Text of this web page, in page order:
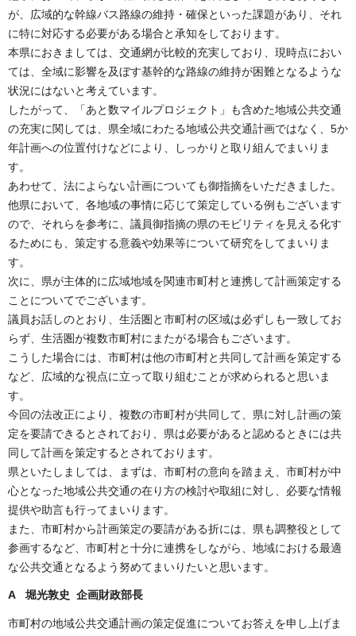
が、広域的な幹線バス路線の維持・確保といった課題があり、それ
に特に対応する必要がある場合と承知をしております。
本県におきましては、交通網が比較的充実しており、現時点におい
ては、全域に影響を及ぼす基幹的な路線の維持が困難となるような
状況にはないと考えています。
したがって、「あと数マイルプロジェクト」も含めた地域公共交通
の充実に関しては、県全域にわたる地域公共交通計画ではなく、5か
年計画への位置付けなどにより、しっかりと取り組んでまいりま
す。
あわせて、法によらない計画についても御指摘をいただきました。
他県において、各地域の事情に応じて策定している例もございます
ので、それらを参考に、議員御指摘の県のモビリティを見える化す
るためにも、策定する意義や効果等について研究をしてまいりま
す。
次に、県が主体的に広域地域を関連市町村と連携して計画策定する
ことについてでございます。
議員お話しのとおり、生活圏と市町村の区域は必ずしも一致してお
らず、生活圏が複数市町村にまたがる場合もございます。
こうした場合には、市町村は他の市町村と共同して計画を策定する
など、広域的な視点に立って取り組むことが求められると思いま
す。
今回の法改正により、複数の市町村が共同して、県に対し計画の策
定を要請できるとされており、県は必要があると認めるときには共
同して計画を策定するとされております。
県といたしましては、まずは、市町村の意向を踏まえ、市町村が中
心となった地域公共交通の在り方の検討や取組に対し、必要な情報
提供や助言も行ってまいります。
また、市町村から計画策定の要請がある折には、県も調整役として
参画するなど、市町村と十分に連携をしながら、地域における最適
な公共交通となるよう努めてまいりたいと思います。
A 堀光敦史 企画財政部長
市町村の地域公共交通計画の策定促進についてお答えを申し上げま